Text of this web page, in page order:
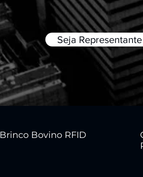
Seja Representante
Brinco Bovino RFID